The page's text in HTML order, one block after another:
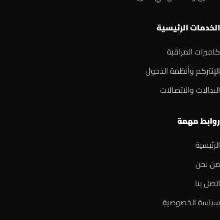
الخدمات الرئيسية
كاميرات المراقبة
الإنتركم وأنظمة الدخول
البدالات والاتصالات
روابط مهمة
الرئيسية
من نحن
اتصل بنا
سياسة الخصوصية